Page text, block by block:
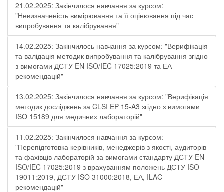
21.02.2025: Закінчилося навчання за курсом:
"Невизначеність вимірювання та її оцінювання під час
випробування та калібрування"
14.02.2025: Закінчилось навчання за курсом: "Верифікація
та валідація методик випробування та калібрування згідно
з вимогами ДСТУ EN ISO/IEC 17025:2019 та ЕА-
рекомендацій"
13.02.2025: Закінчилося навчання за курсом: "Верифікація
методик досліджень за CLSI EP 15-A3 згідно з вимогами
ISO 15189 для медичних лабораторій"
11.02.2025: Закінчилося навчання за курсом:
"Перепідготовка керівників, менеджерів з якості, аудиторів
та фахівців лабораторій за вимогами стандарту ДСТУ EN
ISO/IEC 17025:2019 з врахуванням положень ДСТУ ISO
19011:2019, ДСТУ ISO 31000:2018, ЕА, ILAC-
рекомендацій"